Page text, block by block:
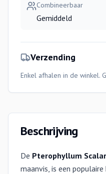
Combineerbaar
Gemiddeld
Verzending
Enkel afhalen in de winkel.
Beschrijving
De Pterophyllum
maanvis, is een